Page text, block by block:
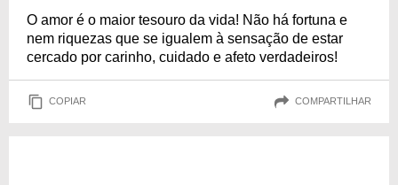
O amor é o maior tesouro da vida! Não há fortuna e
nem riquezas que se igualem à sensação de estar
cercado por carinho, cuidado e afeto verdadeiros!
COPIAR COMPARTILHAR